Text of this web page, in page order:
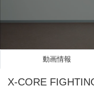
動画情報
X-CORE